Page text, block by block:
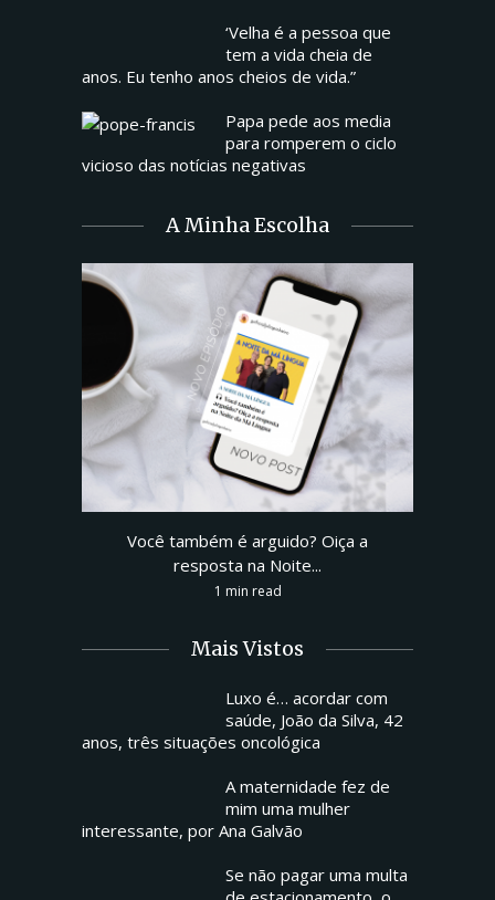
‘Velha é a pessoa que
tem a vida cheia de
anos. Eu tenho anos cheios de vida.”
Papa pede aos media
para romperem o ciclo
vicioso das notícias negativas
A Minha Escolha
Você também é arguido? Oiça a
resposta na Noite...
1 min read
Mais Vistos
Luxo é… acordar com
saúde, João da Silva, 42
anos, três situações oncológica
A maternidade fez de
mim uma mulher
interessante, por Ana Galvão
Se não pagar uma multa